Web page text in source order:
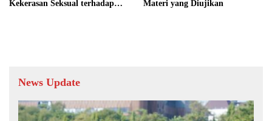
Kekerasan Seksual terhadap
Materi yang Diujikan
News Update